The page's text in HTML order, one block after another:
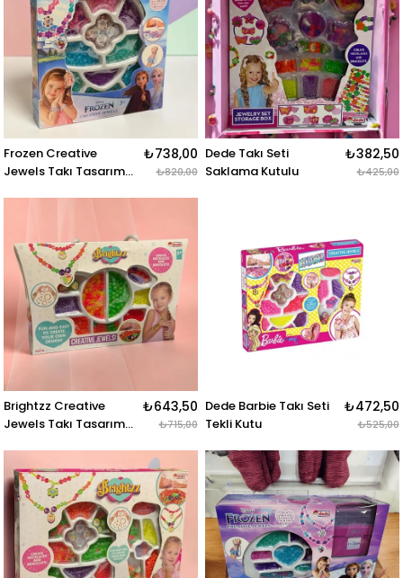
Frozen Creative
Jewels Takı Tasarım
₺738,00
₺820,00
Dede Takı Seti
Saklama Kutulu
₺382,50
₺425,00
Brightzz Creative
Jewels Takı Tasarım
₺643,50
₺715,00
Dede Barbie Takı Seti
Tekli Kutu
₺472,50
₺525,00